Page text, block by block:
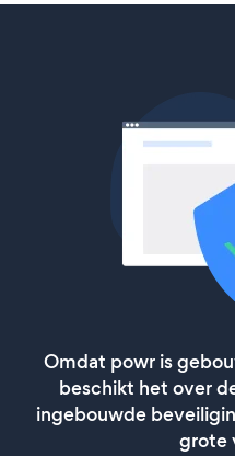
Omdat powr is
beschikt het over
ingebouwde
grote